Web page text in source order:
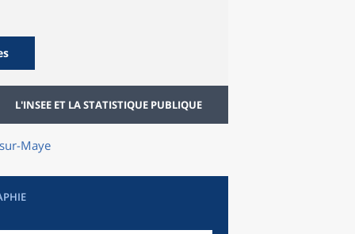
L'INSEE ET LA STATISTIQUE PUBLIQUE
Maye